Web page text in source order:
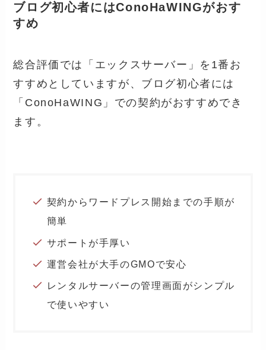
ブログ初心者にはConoHaWINGがおす
すめ
総合評価では「エックスサーバー」を1番お
すすめとしていますが、ブログ初心者には
「ConoHaWING」での契約がおすすめでき
ます。
契約からワードプレス開始までの手順が
簡単
サポートが手厚い
運営会社が大手のGMOで安心
レンタルサーバーの管理画面がシンプル
で使いやすい